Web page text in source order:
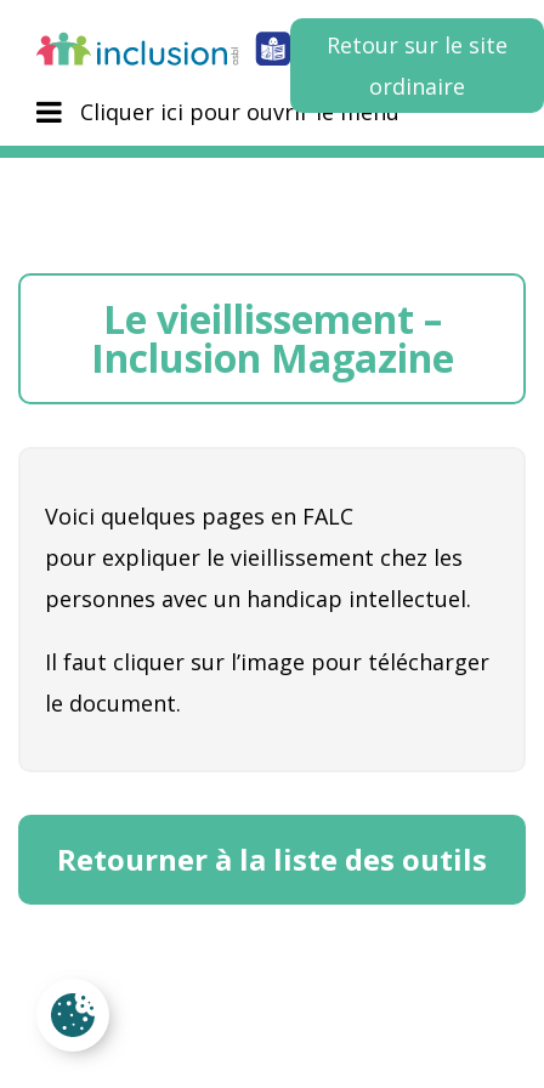
Retour sur le site
ordinaire
Cliquer ici pour ouvrir le menu
Le vieillissement –
Inclusion Magazine
Voici quelques pages en FALC
pour expliquer le vieillissement chez les
personnes avec un handicap intellectuel.
Il faut cliquer sur l’image pour télécharger
le document.
Retourner à la liste des outils